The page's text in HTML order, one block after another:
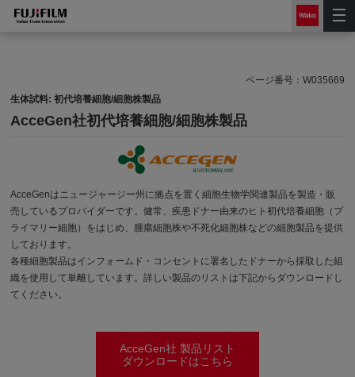
ページ番号： W035669
生体試料: 初代培養細胞/細胞株製品
AcceGen社初代培養細胞/細胞株製品
AcceGenはニュージャージー州に拠点を置く細胞生物学関連製品を製造・販
売しているプロバイダーです。健常、疾患ドナー由来のヒト初代培養細胞（プ
ライマリー細胞）をはじめ、腫瘍細胞株や不死化細胞株などの細胞製品を提供
しております。
各種細胞製品はインフォームド・コンセントに署名したドナーから採取した組
織を使用して単離しています。詳しい製品のリストは下記からダウンロードし
てください。
AcceGen社 製品リスト
ダウンロードはこちら